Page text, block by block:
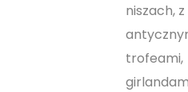
niszach, z
trofeami,